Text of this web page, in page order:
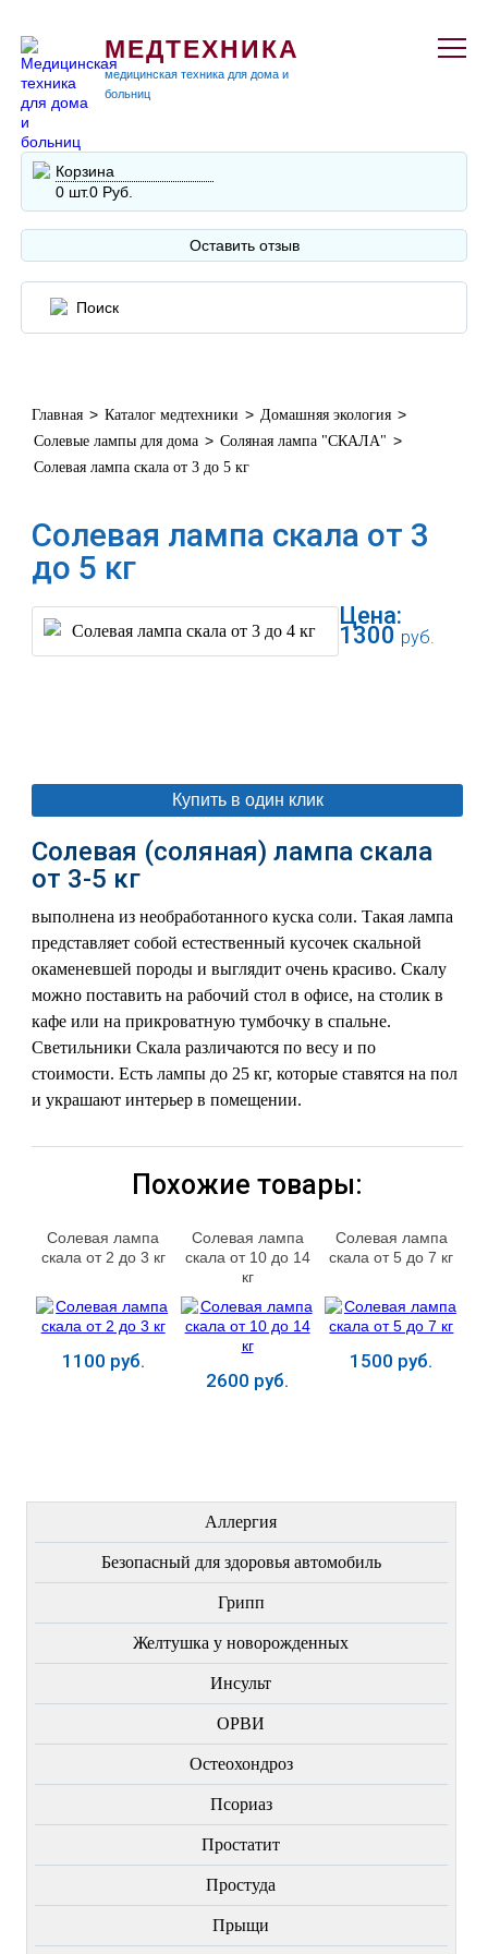
МЕДТЕХНИКА
медицинская техника для дома и
больниц
Корзина
0 шт.0 Руб.
Оставить отзыв
Главная > Каталог медтехники > Домашняя экология >
Солевые лампы для дома > Соляная лампа "СКАЛА" >
Солевая лампа скала от 3 до 5 кг
Солевая лампа скала от 3
до 5 кг
Цена:
1300 руб.
Купить в один клик
Солевая (соляная) лампа скала
от 3-5 кг
выполнена из необработанного куска соли. Такая лампа
представляет собой естественный кусочек скальной
окаменевшей породы и выглядит очень красиво. Скалу
можно поставить на рабочий стол в офисе, на столик в
кафе или на прикроватную тумбочку в спальне.
Светильники Скала различаются по весу и по
стоимости. Есть лампы до 25 кг, которые ставятся на пол
и украшают интерьер в помещении.
Похожие товары:
Солевая лампа
скала от 2 до 3 кг
1100 руб.
Солевая лампа
скала от 10 до 14
кг
2600 руб.
Солевая лампа
скала от 5 до 7 кг
1500 руб.
Аллергия
Безопасный для здоровья автомобиль
Грипп
Желтушка у новорожденных
Инсульт
ОРВИ
Остеохондроз
Пcориаз
Простатит
Простуда
Прыщи